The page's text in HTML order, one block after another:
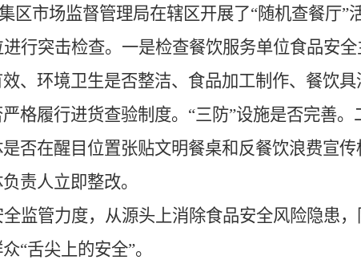
区市场监督管理局在辖区开展了“随机查餐厅”
行突击检查。一是检查餐饮服务单位食品安
、环境卫生是否整洁、食品加工制作、餐饮具
格履行进货查验制度。 “三防”设施是否完善。
否在醒目位置张贴文明餐桌和反餐饮浪费宣传
责人立即整改。
监管力度，从源头上消除食品安全风险隐患，
“舌尖上的安全”。